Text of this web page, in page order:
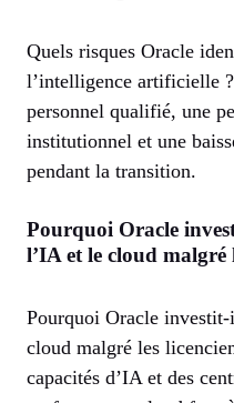
Quels risques Oracle
l’intelligence artificielle
personnel qualifié, une
institutionnel et une
pendant la transition.
Pourquoi Oracle
l’IA et le cloud malgré
Pourquoi Oracle
cloud malgré les
capacités d’IA et des